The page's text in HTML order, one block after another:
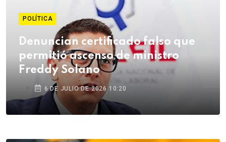
POLÍTICA
Denuncian certificado falso que
permitió ascenso de ministro
Freddy Solano
6 DE JULIO DE 2026 10:20